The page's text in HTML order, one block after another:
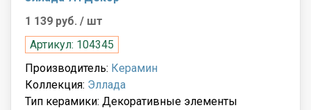
1 139 руб. / шт
Артикул: 104345
Производитель: Керамин
Коллекция: Эллада
Тип керамики: Декоративные элементы